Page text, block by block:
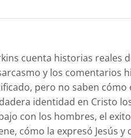
cuenta historias reales
y los
pero no saben
identidad en Cristo
con los hombres, el
cómo la expresó Jesús